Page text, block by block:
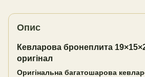
Опис
Кевларова бронеплита 19×15×2
оригінал
Оригінальна багатошарова